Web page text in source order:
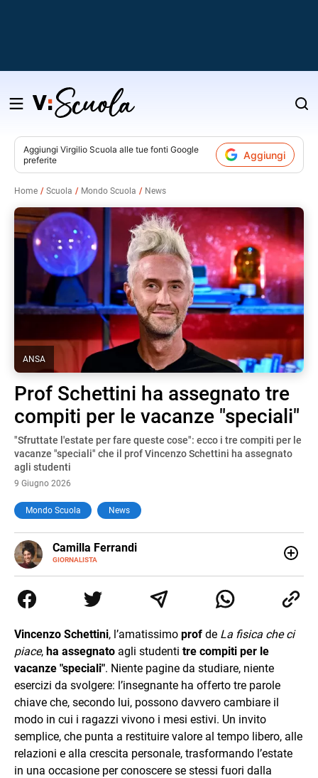
Salta
contenuto
Aggiungi Virgilio Scuola alle tue fonti Google
preferite
Aggiungi
Home Scuola Mondo Scuola News
ANSA
Prof Schettini ha assegnato tre
compiti per le vacanze "speciali"
"Sfruttate l'estate per fare queste cose": ecco i tre compiti per le
vacanze "speciali" che il prof Vincenzo Schettini ha assegnato
agli studenti
9 Giugno 2026
Mondo Scuola News
Camilla Ferrandi
GIORNALISTA
E-
MAIL
LINKEDIN
di trasformare la passione per la scrittura in un lavoro, e
da lì non mi sono più fermata. L’attualità è il mio pane
mente.
Vincenzo Schettini, l’amatissimo prof de La fisica che ci
piace, ha assegnato agli studenti tre compiti per le
vacanze "speciali". Niente pagine da studiare, niente
esercizi da svolgere: l’insegnante ha offerto tre parole
chiave che, secondo lui, possono davvero cambiare il
modo in cui i ragazzi vivono i mesi estivi. Un invito
semplice, che punta a restituire valore al tempo libero, alle
relazioni e alla crescita personale, trasformando l’estate
in una occasione per conoscere se stessi fuori dalla